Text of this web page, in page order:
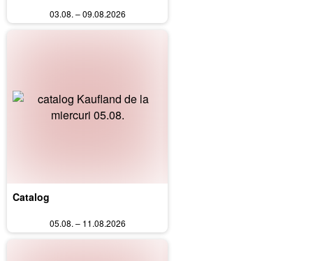
03.08. – 09.08.2026
Catalog
05.08. – 11.08.2026